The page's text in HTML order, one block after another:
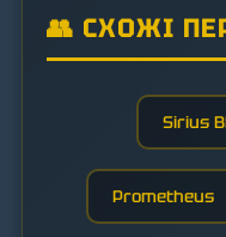
👥 СХОЖІ
Sirius
Prometheus